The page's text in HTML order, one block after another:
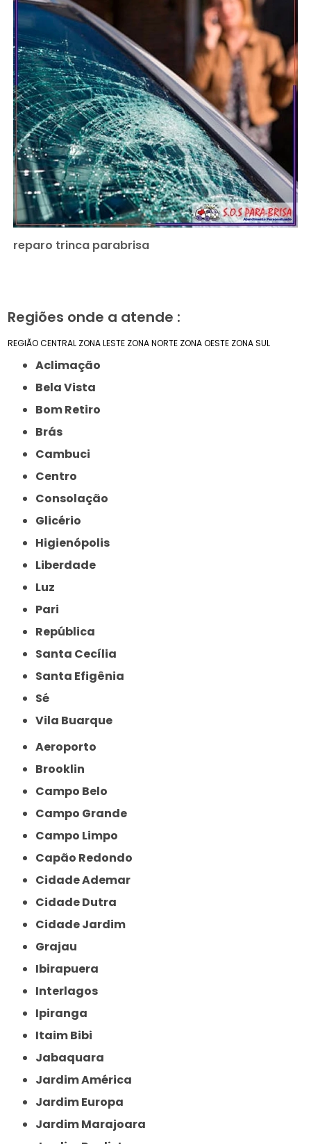
reparo trinca parabrisa
Regiões onde a atende :
REGIÃO CENTRAL ZONA LESTE ZONA NORTE ZONA OESTE ZONA SUL
Aclimação
Bela Vista
Bom Retiro
Brás
Cambuci
Centro
Consolação
Glicério
Higienópolis
Liberdade
Luz
Pari
República
Santa Cecília
Santa Efigênia
Sé
Vila Buarque
Aeroporto
Brooklin
Campo Belo
Campo Grande
Campo Limpo
Capão Redondo
Cidade Ademar
Cidade Dutra
Cidade Jardim
Grajau
Ibirapuera
Interlagos
Ipiranga
Itaim Bibi
Jabaquara
Jardim América
Jardim Europa
Jardim Marajoara